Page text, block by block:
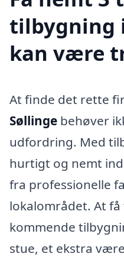
tilbygning
kan være
At finde det rette
Søllinge behøver
udfordring. Med
hurtigt og nemt
fra professionelle
lokalområdet. At
kommende
stue, et ekstra